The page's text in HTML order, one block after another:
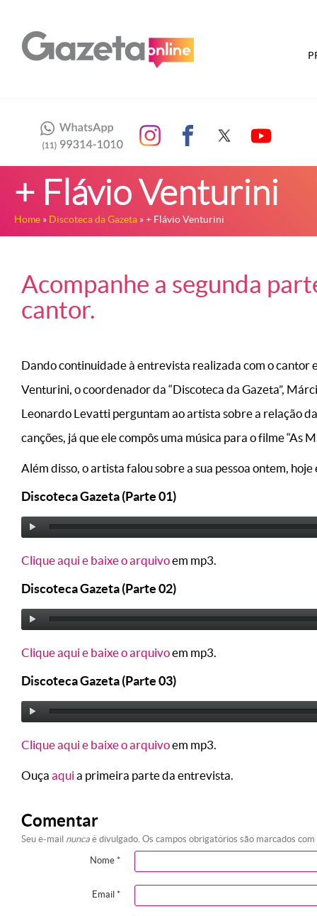
+ Flávio Venturini
Home » Discoteca da Gazeta » + Flávio Venturini
Acompanhe a segunda
cantor.
Dando continuidade à entrevista realizada com o cantor
Venturini, o coordenador da “Discoteca da Gazeta”,
Leonardo Levatti perguntam ao artista sobre a relação
canções, já que ele compôs uma música para o filme “As
Além disso, o artista falou sobre a sua pessoa ontem,
Discoteca Gazeta (Parte 01)
Clique aqui e baixe o arquivoem mp3.
Discoteca Gazeta (Parte 02)
Clique aqui e baixe o arquivoem mp3.
Discoteca Gazeta (Parte 03)
Clique aqui e baixe o arquivoem mp3.
Ouça aquia primeira parte da entrevista.
Comentar
Seu e-mail nunca é divulgado. Os campos obrigatórios são marcados com
Nome *
Email *